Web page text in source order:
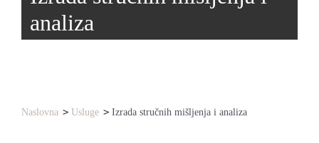
analiza
Naslovna Usluge Izrada stručnih mišljenja i analiza